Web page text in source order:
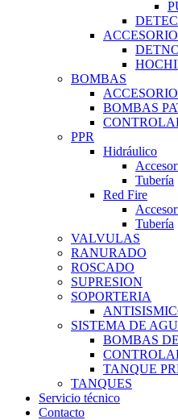
BOMBAS
BOMBAS
PPR
Hidráulico
Tubería
Red Fire
Tubería
VALVULAS
RANURADO
ROSCADO
SUPRESION
SOPORTERIA
SISTEMA DE
BOMBAS
TANQUE
TANQUES
Servicio técnico
Contacto